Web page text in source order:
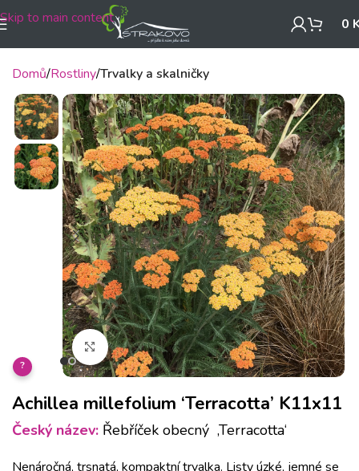
Skip to main content 0
Domů Rostliny Trvalky a skalničky
Klikněte pro zvětšení
?
Achillea millefolium ‘Terracotta’ K11x11
Český název: Řebříček obecný ‚Terracotta‘
Nenáročná, trsnatá, kompaktní trvalka. Listy úzké, jemné se